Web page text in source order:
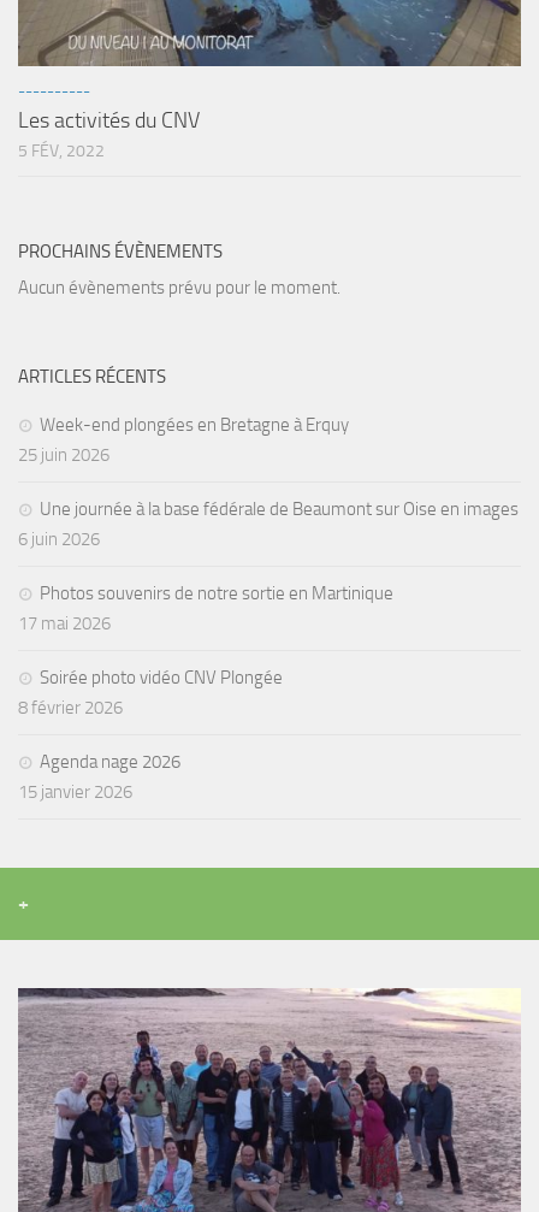
Sorties 2016
Sorties 2015
Sorties 2014
BIO SUB
Peinture
NAP / NEV
Les Palmes du Lac
MATERIEL
Occasions
----------
Les activités du CNV
5 FÉV, 2022
PROCHAINS ÉVÈNEMENTS
Aucun évènements prévu pour le moment.
ARTICLES RÉCENTS
Week-end plongées en Bretagne à Erquy
25 juin 2026
Une journée à la base fédérale de Beaumont sur Oise en images
6 juin 2026
Photos souvenirs de notre sortie en Martinique
17 mai 2026
Soirée photo vidéo CNV Plongée
8 février 2026
Agenda nage 2026
15 janvier 2026
+